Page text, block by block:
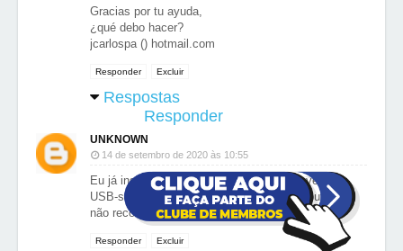
Gracias por tu ayuda,
¿qué debo hacer?
jcarlospa () hotmail.com
Responder Excluir
Respostas
Responder
UNKNOWN
14 de setembro de 2020 às 10:55
Eu já instalei o esp 32 no arduino e o conversor
USB-serial, mas apesar disso o meu computador
não reconhece o esp32. Uso windows 10
Responder Excluir